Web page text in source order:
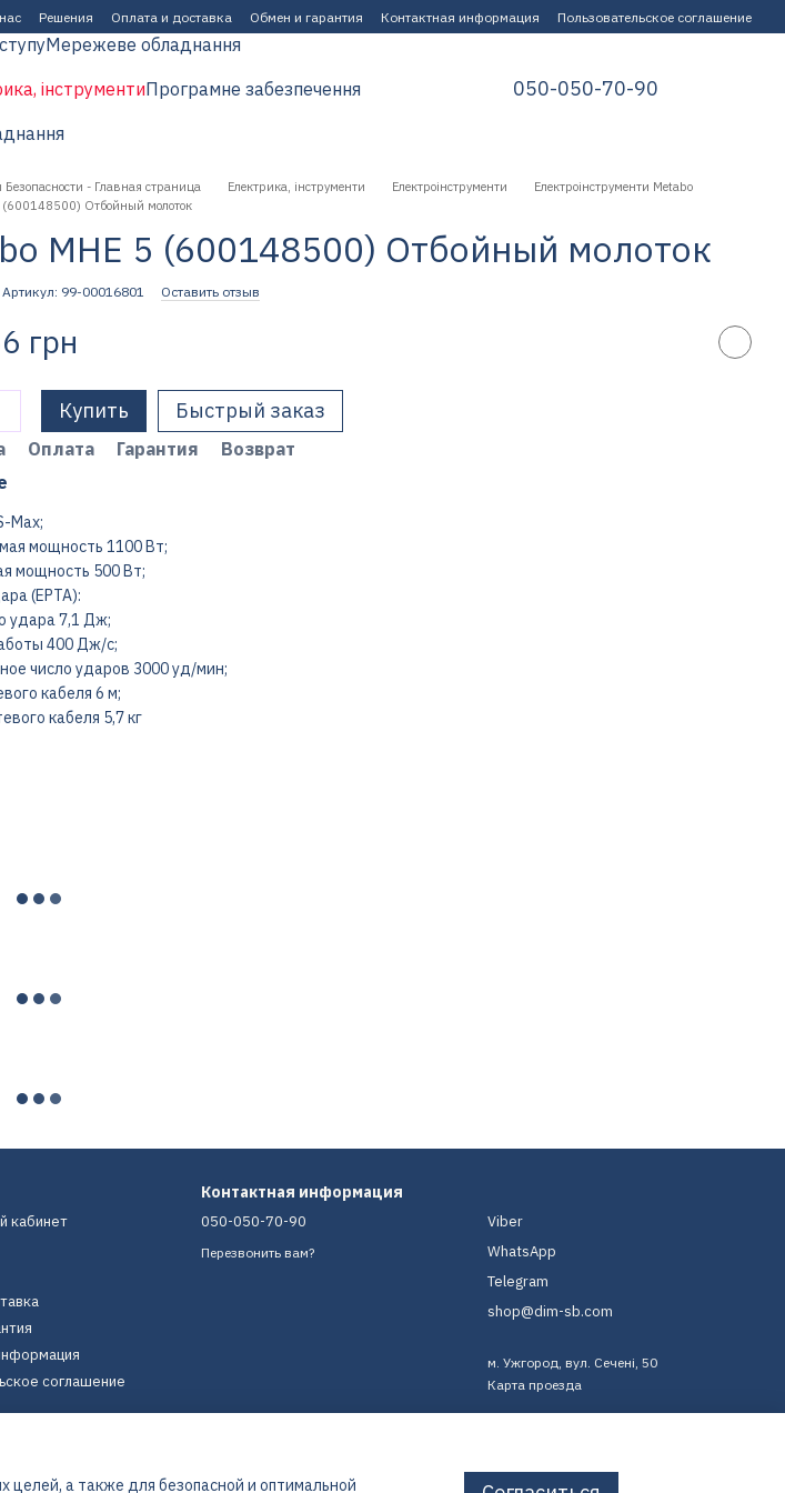
Решения Оплата и доставка Обмен и гарантия Контактная информация Пользовательское соглашение
Мережеве обладнання
інструментиПрограмне забезпечення
050-050-70-90
- Главная страница Електрика, інструменти Електроінструменти
Електроінструменти Metabo
(600148500) Отбойный молоток
MHE 5 (600148500) Отбойный молоток
Артикул: 99-00016801 Оставить отзыв
грн
Купить Быстрый заказ
Оплата Гарантия
Возврат
Max;
мощность 1100 Вт;
мощность 500 Вт;
(EPTA):
удара 7,1 Дж;
400 Дж/с;
число ударов 3000 уд/мин;
кабеля 6 м;
кабеля 5,7 кг
кабинет
соглашение
Контактная информация
050-050-70-90
Перезвонить вам?
Viber
WhatsApp
Telegram
shop@dim-sb.com
м. Ужгород, вул. Сечені, 50
Карта проезда
целей, а также для безопасной и оптимальной